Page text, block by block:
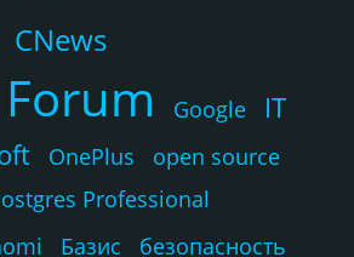
CNews
Google IT
OnePlus
open source
Professional
Базис безопасность